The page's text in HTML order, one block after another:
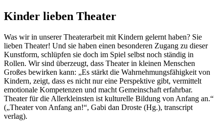
Kinder lieben Theater
Was wir in unserer Theaterarbeit mit Kindern gelernt haben? Sie
lieben Theater! Und sie haben einen besonderen Zugang zu dieser
Kunstform, schlüpfen sie doch im Spiel selbst noch ständig in
Rollen. Wir sind überzeugt, dass Theater in kleinen Menschen
Großes bewirken kann: „Es stärkt die Wahrneh­mungs­fähigkeit von
Kindern, zeigt, dass es nicht nur eine Perspektive gibt, vermittelt
emotionale Kompetenzen und macht Gemeinschaft erfahrbar.
Theater für die Allerkleinsten ist kulturelle Bildung von Anfang an.“
(„Theater von Anfang an!“, Gabi dan Droste (Hg.), transcript
verlag).